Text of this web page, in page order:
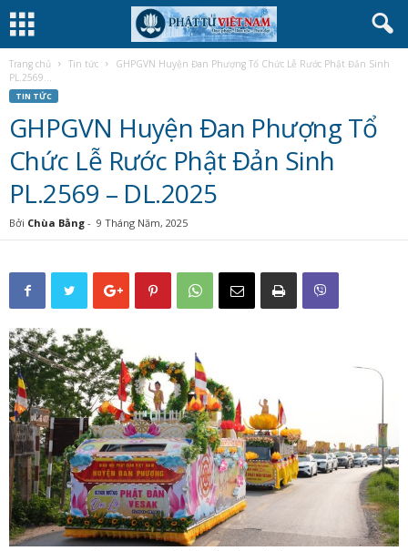
Trang chủ Tin tức
GHPGVN Huyện Đan Phượng Tổ Chức Lễ Rước Phật Đản Sinh
PL.2569...
TIN TỨC
GHPGVN Huyện Đan Phượng Tổ
Chức Lễ Rước Phật Đản Sinh
PL.2569 – DL.2025
Bởi Chùa Bằng - 9 Tháng Năm, 2025